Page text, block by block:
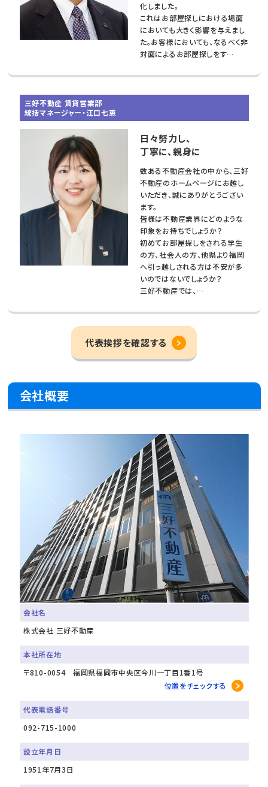
化しました。
これはお部屋探しにおける場面
においても大きく影響を与えまし
た。お客様においても、なるべく非
対面によるお部屋探しをす…
三好不動産 賃貸営業部
統括マネージャー・江口七恵
日々努力し、
丁寧に、親身に
数ある不動産会社の中から、三好
不動産のホームページにお越し
いただき、誠にありがとうござい
ます。
皆様は不動産業界にどのような
印象をお持ちでしょうか？
初めてお部屋探しをされる学生
の方、社会人の方、他県より福岡
へ引っ越しされる方は不安が多
いのではないでしょうか？
三好不動産では、…
代表挨拶を確認する
会社概要
会社名
株式会社 三好不動産
本社所在地
〒810-0054 福岡県福岡市中央区今川一丁目1番1号
位置をチェックする
代表電話番号
092-715-1000
設立年月日
1951年7月3日